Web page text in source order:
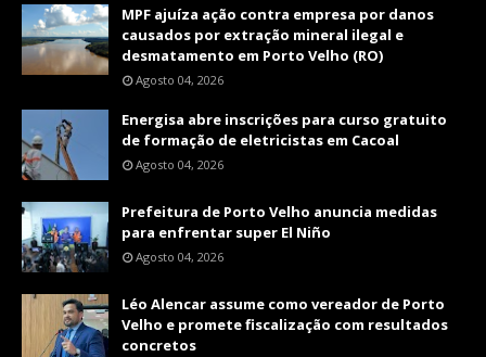
MPF ajuíza ação contra empresa por danos
causados por extração mineral ilegal e
desmatamento em Porto Velho (RO)
Agosto 04, 2026
Energisa abre inscrições para curso gratuito
de formação de eletricistas em Cacoal
Agosto 04, 2026
Prefeitura de Porto Velho anuncia medidas
para enfrentar super El Niño
Agosto 04, 2026
Léo Alencar assume como vereador de Porto
Velho e promete fiscalização com resultados
concretos